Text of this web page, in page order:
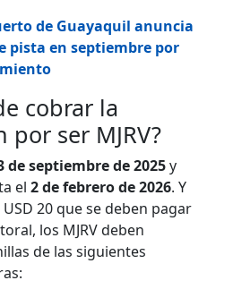
de Guayaquil anuncia
pista en septiembre por
cobrar la
ser MJRV?
de septiembre de 2025y
el2 de febrero de 2026. Y
20 que se deben pagar
los MJRV deben
de las siguientes